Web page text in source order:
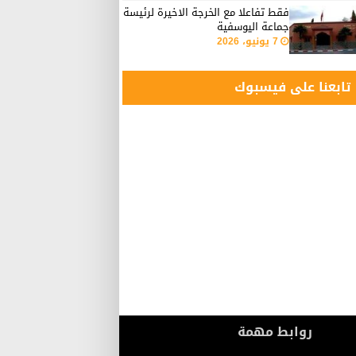
فقط تفاعلا مع الخرجة الاخيرة لرئيسة
جماعة اليوسفية
7 يونيو، 2026
تابعنا على فيسبوك
روابط مهمة